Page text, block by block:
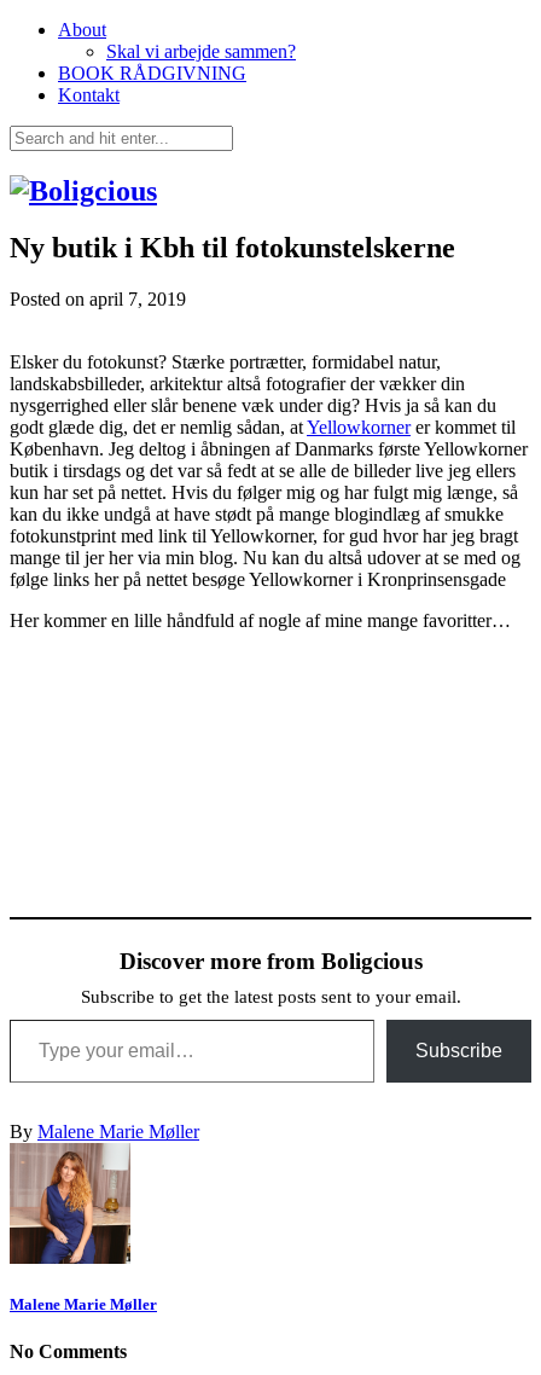
About
Skal vi arbejde sammen?
BOOK RÅDGIVNING
Kontakt
Ny butik i Kbh til fotokunstelskerne
Posted on april 7, 2019
Elsker du fotokunst? Stærke portrætter, formidabel natur,
landskabsbilleder, arkitektur altså fotografier der vækker din
nysgerrighed eller slår benene væk under dig? Hvis ja så kan du
godt glæde dig, det er nemlig sådan, atYellowkornerer kommet til
København. Jeg deltog i åbningen af Danmarks første Yellowkorner
butik i tirsdags og det var så fedt at se alle de billeder live jeg ellers
kun har set på nettet. Hvis du følger mig og har fulgt mig længe, så
kan du ikke undgå at have stødt på mange blogindlæg af smukke
fotokunstprint med link til Yellowkorner, for gud hvor har jeg bragt
mange til jer her via min blog. Nu kan du altså udover at se med og
følge links her på nettet besøge Yellowkorner i Kronprinsensgade
Her kommer en lille håndfuld af nogle af mine mange favoritter…
Discover more from Boligcious
Subscribe to get the latest posts sent to your email.
Type your email…
Subscribe
By Malene Marie Møller
Malene Marie Møller
No Comments